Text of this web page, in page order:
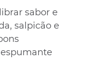
sabor e
salpicão e